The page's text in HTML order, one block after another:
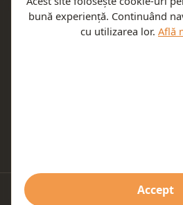
Autentificare
Comenzile mele
© 2026 Teeny. Toate drepturile
bună experiență. Continuând
cu utilizarea lor. Află
Accept